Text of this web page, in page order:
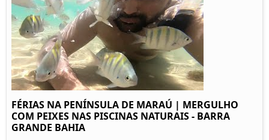
FÉRIAS NA PENÍNSULA DE MARAÚ | MERGULHO
COM PEIXES NAS PISCINAS NATURAIS - BARRA
GRANDE BAHIA